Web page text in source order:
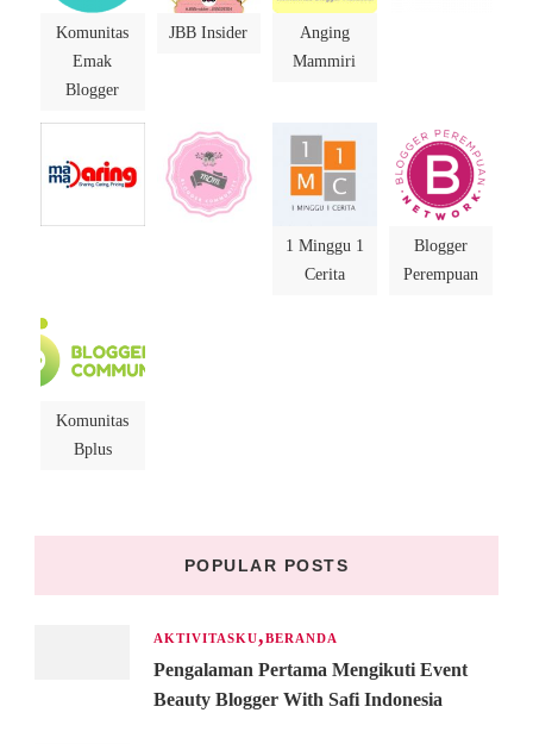
Komunitas
Emak
Blogger
JBB Insider
Anging
Mammiri
1 Minggu 1
Cerita
Blogger
Perempuan
Komunitas
Bplus
POPULAR POSTS
AKTIVITASKU BERANDA
Pengalaman Pertama Mengikuti Event
Beauty Blogger With Safi Indonesia